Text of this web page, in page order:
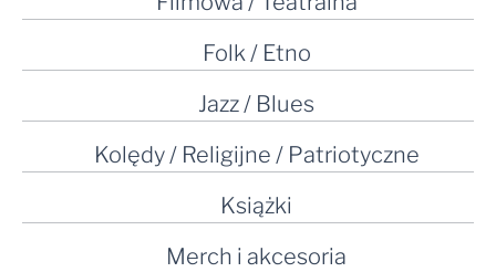
Folk / Etno
Jazz / Blues
Kolędy / Religijne / Patriotyczne
Książki
Merch i akcesoria